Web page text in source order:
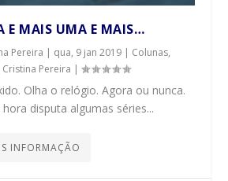
E MAIS UMA E MAIS…
Pereira | qua, 9 jan 2019 | Colunas,
Pereira |
Olha o relógio. Agora ou nunca.
disputa algumas séries...
INFORMAÇÃO